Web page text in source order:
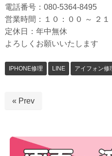
電話番号：080-5364-8495
営業時間：１０：００ ～ ２１
定休日：年中無休
よろしくお願いいたします
IPHONE修理 LINE アイフォン修
« Prev